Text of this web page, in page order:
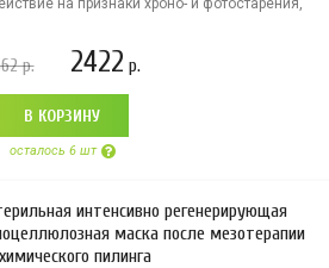
на признаки хроно- и фотостарения,
р. 2422 р.
В КОРЗИНУ
осталось 6 шт
интенсивно регенерирующая
маска после мезотерапии
пилинга